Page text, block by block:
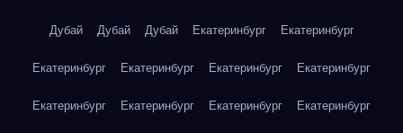
Дубай Дубай Дубай Екатеринбург Екатеринбург
Екатеринбург Екатеринбург Екатеринбург Екатеринбург
Екатеринбург Екатеринбург Екатеринбург Екатеринбург